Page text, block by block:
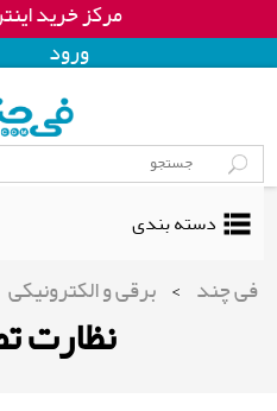
مرکز خرید
ورود
دسته بندی
فی چند > برقی و الکترونیکی
نظارت